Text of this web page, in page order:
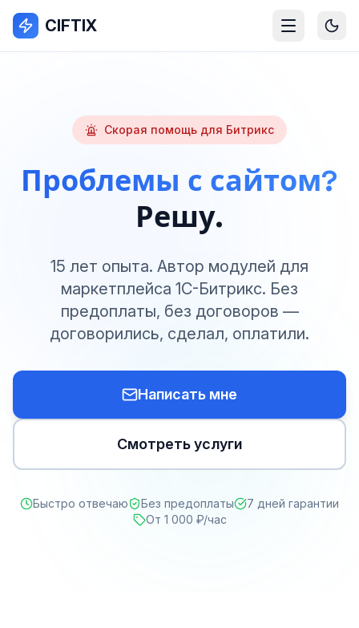
CIFTIX
Скорая помощь для Битрикс
Проблемы с сайтом?
Решу.
15 лет опыта. Автор модулей для
маркетплейса 1С-Битрикс. Без
предоплаты, без договоров —
договорились, сделал, оплатили.
Написать мне
Смотреть услуги
Быстро отвечаю Без предоплаты
7 дней гарантии
От 1 000 ₽/час